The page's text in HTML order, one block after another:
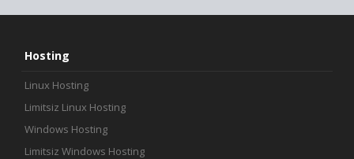
Hosting
Linux Hosting
Limitsiz Linux Hosting
Windows Hosting
Limitsiz Windows Hosting